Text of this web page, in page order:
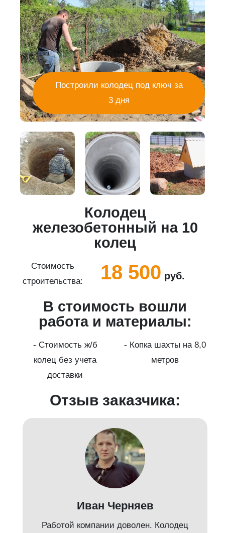
Построили колодец под ключ за
3 дня
Колодец
железобетонный на 10
колец
Стоимость
строительства:
18 500 руб.
В стоимость вошли
работа и материалы:
- Стоимость ж/б
колец без учета
доставки
- Копка шахты на 8,0
метров
Отзыв заказчика:
Иван Черняев
Работой компании доволен. Колодец